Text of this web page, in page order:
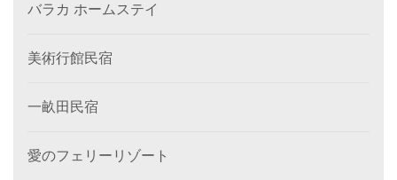
バラカ ホームステイ
美術行館民宿
一畝田民宿
愛のフェリーリゾート